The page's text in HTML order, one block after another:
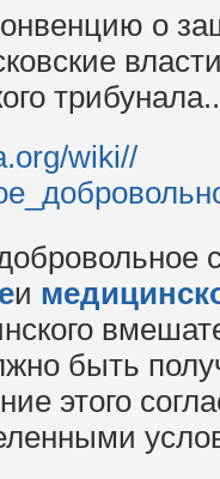
о
wiki//
и
быть
этого